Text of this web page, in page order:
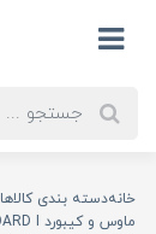
خانهدسته بندی کالاها
ماوس و کیبورد MOUSE & KEYBOARD I